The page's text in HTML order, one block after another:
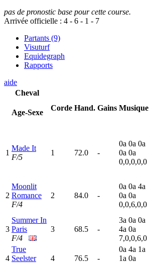
pas de pronostic base pour cette course.
Arrivée officielle : 4 - 6 - 1 - 7
Partants (9)
Visuturf
Equidegraph
Rapports
aide
Cheval
Age-Sexe
Corde Hand. Gains Musique
1
Made It
F/5
1 72.0 -
0a 0a 0a
0a 0a
0,0,0,0,0
2
Moonlit
Romance
F/4
2 84.0 -
0a 0a 4a
0a 0a
0,0,6,0,0
3
Summer In
Paris
F/4
3 68.5 -
3a 0a 0a
4a 0a
7,0,0,6,0
4
True
Seelster
4 76.5 -
0a 4a 1a
1a 0a